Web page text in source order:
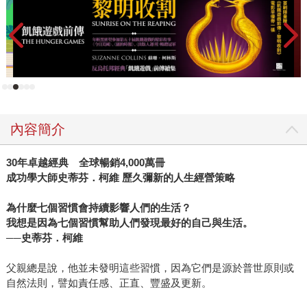
內容簡介
30年卓越經典 全球暢銷4,000萬冊
成功學大師史蒂芬．柯維 歷久彌新的人生經營策略
為什麼七個習慣會持續影響人們的生活？
我想是因為七個習慣幫助人們發現最好的自己與生活。
──史蒂芬．柯維
父親總是說，他並未發明這些習慣，因為它們是源於普世原則或
自然法則，譬如責任感、正直、豐盛及更新。